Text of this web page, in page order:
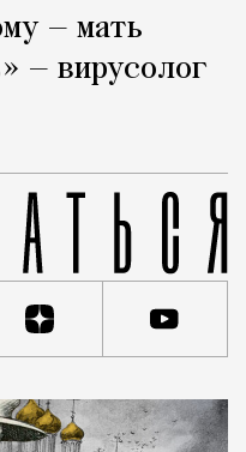
— мать
— вирусолог